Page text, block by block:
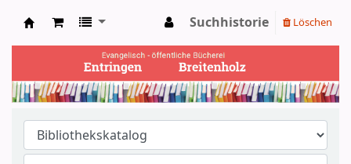
Ev. Bücherei Entringen
Suchhistorie Löschen